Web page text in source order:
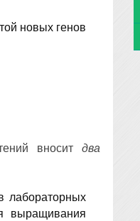
новых генов
вноситдва
лабораторных
выращивания